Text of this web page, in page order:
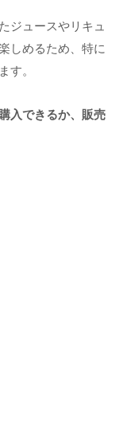
ジュースやリキュ
しめるため、特に
す。
入できるか、販売